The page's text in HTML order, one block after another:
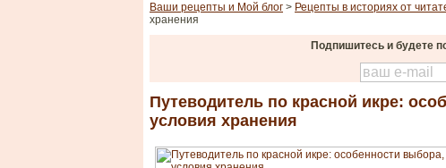
Ваши рецепты и Мой блог > Рецепты в историях от
хранения
Подпишитесь и будете
Путеводитель по красной икре:
условия хранения